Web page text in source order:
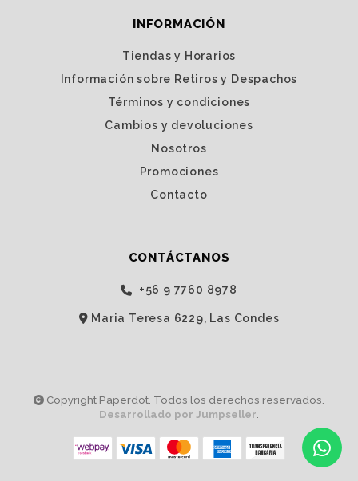
INFORMACIÓN
Tiendas y Horarios
Información sobre Retiros y Despachos
Términos y condiciones
Cambios y devoluciones
Nosotros
Promociones
Contacto
CONTÁCTANOS
‭+56 9 7760 8978‬
Maria Teresa 6229, Las Condes
Copyright Paperdot. Todos los derechos reservados.
Desarrollado por Jumpseller.